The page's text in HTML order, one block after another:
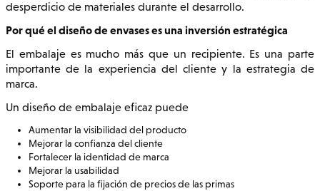
desperdicio de materiales durante el desarrollo.
Por qué el diseño de envases es una inversión estratégica
El embalaje es mucho más que un recipiente. Es una parte
importante de la experiencia del cliente y la estrategia de
marca.
Un diseño de embalaje eficaz puede
Aumentar la visibilidad del producto
Mejorar la confianza del cliente
Fortalecer la identidad de marca
Mejorar la usabilidad
Soporte para la fijación de precios de las primas